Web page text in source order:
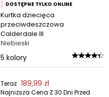
DOSTĘPNE TYLKO ONLINE
Kurtka dziecięca
przeciwdeszczowa
Calderdale III
Niebieski
5 kolory
Teraz 189,99 zł
Najniższa Cena Z 30 Dni Przed